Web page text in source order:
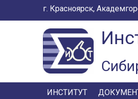
г. Красноярск,
ИНСТИТУТ